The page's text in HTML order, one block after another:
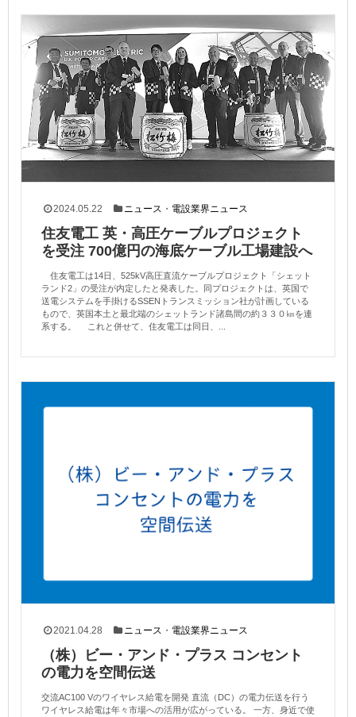
2024.05.22 ニュース ・ 電設業界ニュース
住友電工 英・高圧ケーブルプロジェクト
を受注 700億円の海底ケーブル工場建設へ
住友電工は14日、525kV高圧直流ケーブルプロジェクト「シェット
ランド2」の受注が内定したと発表した。同プロジェクトは、英国で
送電システムを手掛けるSSENトランスミッション社が計画している
もので、英国本土と最北端のシェットランド諸島間の約３３０㎞を連
系する。 これと併せて、住友電工は同日、...
2021.04.28 ニュース ・ 電設業界ニュース
（株）ビー・アンド・プラス コンセント
の電力を空間伝送
交流AC100 Vのワイヤレス給電を開発 直流（DC）の電力伝送を行う
ワイヤレス給電は年々市場への活用が広がっている。 一方、身近で使